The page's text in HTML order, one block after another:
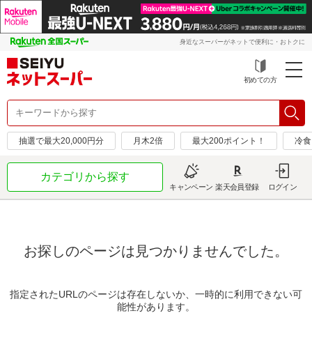
身近なスーパーがネットで便利に・おトクに
初めての方
抽選で最大20,000円分 月木2倍 最大200ポイント！ 冷
カテゴリから探す
キャンペーン 楽天会員登録 ログイン
お探しのページは見つかりませんでした。
指定されたURLのページは存在しないか、一時的に利用できない可
能性があります。